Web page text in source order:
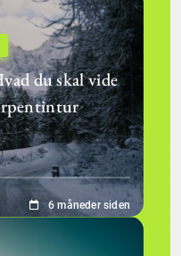
du skal vide
6 måneder siden